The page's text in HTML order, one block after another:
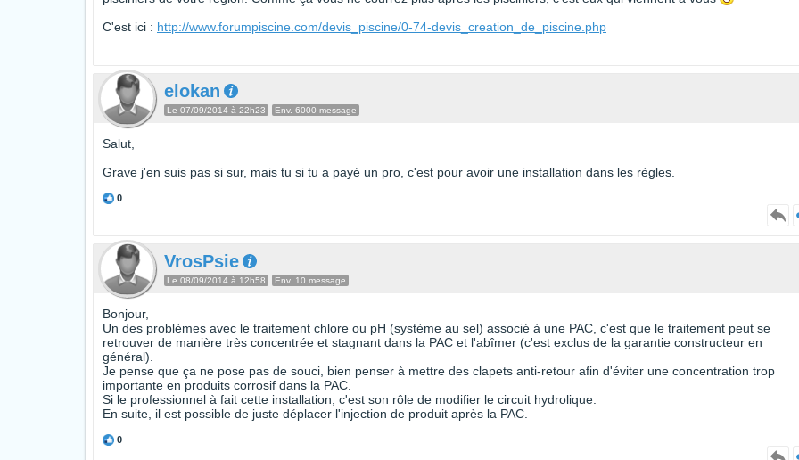
C'est ici : http://www.forumpiscine.com/devis_piscine/0-74-devis_creation_de_piscine.php
elokan
Le 07/09/2014 à 22h23 Env. 6000 message
Salut,
Grave j'en suis pas si sur, mais tu si tu a payé un pro, c'est pour avoir une installation dans les règles.
0
VrosPsie
Le 08/09/2014 à 12h58 Env. 10 message
Bonjour,
Un des problèmes avec le traitement chlore ou pH (système au sel) associé à une PAC, c'est que le traitement peut se
retrouver de manière très concentrée et stagnant dans la PAC et l'abîmer (c'est exclus de la garantie constructeur en
général).
Je pense que ça ne pose pas de souci, bien penser à mettre des clapets anti-retour afin d'éviter une concentration trop
importante en produits corrosif dans la PAC.
Si le professionnel à fait cette installation, c'est son rôle de modifier le circuit hydrolique.
En suite, il est possible de juste déplacer l'injection de produit après la PAC.
0